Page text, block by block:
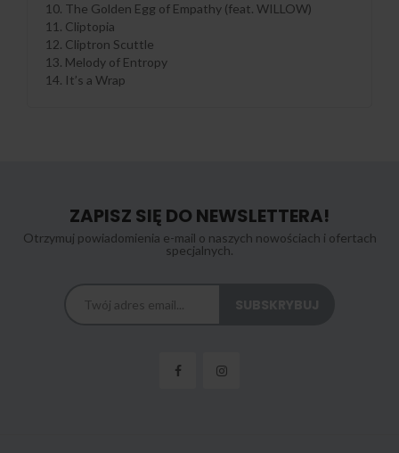
10. The Golden Egg of Empathy (feat. WILLOW)
11. Cliptopia
12. Cliptron Scuttle
13. Melody of Entropy
14. It’s a Wrap
ZAPISZ SIĘ DO NEWSLETTERA!
Otrzymuj powiadomienia e-mail o naszych nowościach i ofertach
specjalnych.